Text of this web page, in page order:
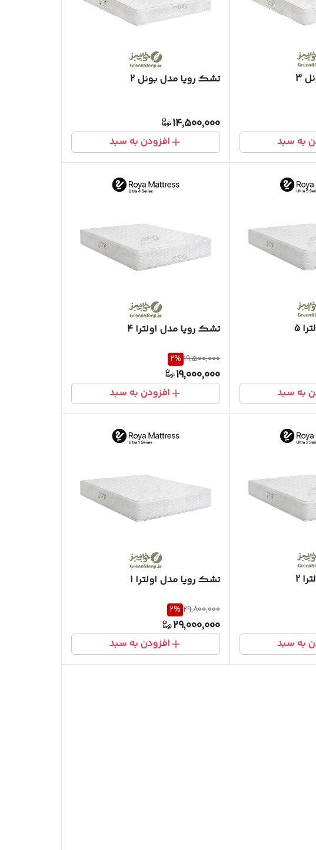
3
به سبد
تشک رویا مدل بونل 2
14,500,000
افزودن به سبد
5
به سبد
تشک رویا مدل اولترا 4
19,500,000
2%
19,000,000
افزودن به سبد
2
به سبد
تشک رویا مدل اولترا 1
29,800,000
2%
29,000,000
افزودن به سبد